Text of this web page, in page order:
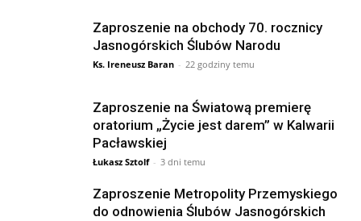
Zaproszenie na obchody 70. rocznicy
Jasnogórskich Ślubów Narodu
Ks. Ireneusz Baran - 22 godziny temu
Zaproszenie na Światową premierę
oratorium „Życie jest darem” w Kalwarii
Pacławskiej
Łukasz Sztolf - 3 dni temu
Zaproszenie Metropolity Przemyskiego
do odnowienia Ślubów Jasnogórskich